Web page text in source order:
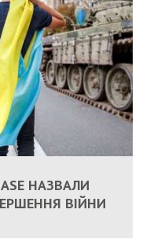
ПРИЗВАЛ
ПОМОЩЬ
НАЗВАЛИ
ВІЙНИ
ЖИТЛА
КОМУНАЛКУ
ВРЯД ЛИ
–
ШТУЧНО:
АЗС У